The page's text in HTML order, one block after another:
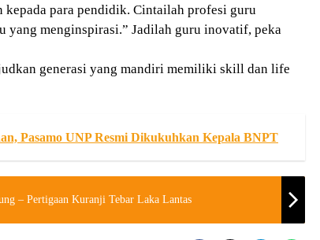
para pendidik. Cintailah profesi guru
yang menginspirasi.” Jadilah guru inovatif, peka
generasi yang mandiri memiliki skill dan life
Pasamo UNP Resmi Dikukuhkan Kepala BNPT
– Pertigaan Kuranji Tebar Laka Lantas